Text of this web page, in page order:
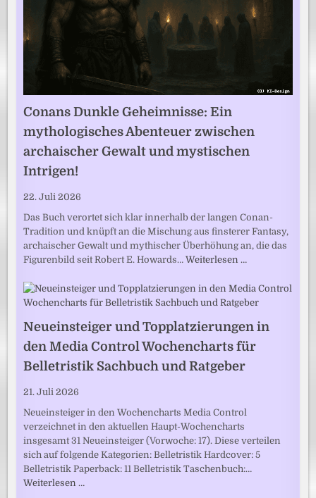
Conans Dunkle Geheimnisse: Ein
mythologisches Abenteuer zwischen
archaischer Gewalt und mystischen
Intrigen!
22. Juli 2026
Das Buch verortet sich klar innerhalb der langen Conan-
Tradition und knüpft an die Mischung aus finsterer Fantasy,
archaischer Gewalt und mythischer Überhöhung an, die das
Figurenbild seit Robert E. Howards…Weiterlesen …
Neueinsteiger und Topplatzierungen in
den Media Control Wochencharts für
Belletristik Sachbuch und Ratgeber
21. Juli 2026
Neueinsteiger in den Wochencharts Media Control
verzeichnet in den aktuellen Haupt-Wochencharts
insgesamt 31 Neueinsteiger (Vorwoche: 17). Diese verteilen
sich auf folgende Kategorien: Belletristik Hardcover: 5
Belletristik Paperback: 11 Belletristik Taschenbuch:…
Weiterlesen …